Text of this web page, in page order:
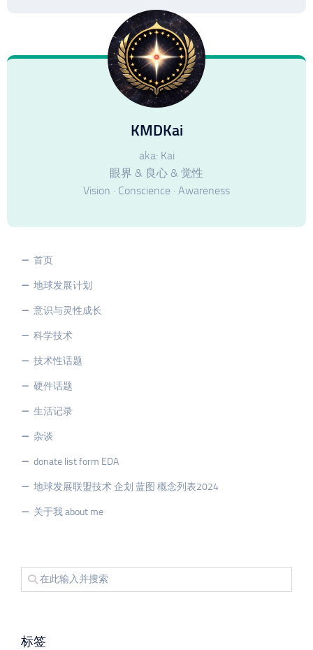
KMDKai
aka: Kai
眼界 & 良心 & 觉性
Vision · Conscience · Awareness
首页
地球发展计划
意识与灵性成长
科学技术
技术性话题
硬件话题
生活记录
杂谈
donate list form EDA
地球发展联盟技术 企划 蓝图 概念列表2024
关于我 about me
标签